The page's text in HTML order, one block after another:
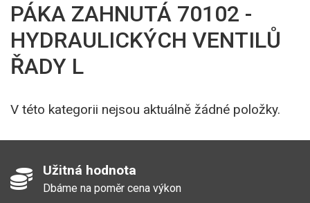
PÁKA ZAHNUTÁ 70102 -
HYDRAULICKÝCH VENTILŮ
ŘADY L
V této kategorii nejsou aktuálně žádné položky.
Užitná hodnota
Dbáme na poměr cena výkon